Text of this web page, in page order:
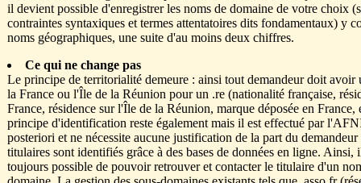
il devient possible d'enregistrer les noms de domaine de votre choix
contraintes syntaxiques et termes attentatoires dits fondamentaux) y
noms géographiques, une suite d'au moins deux chiffres.
Ce qui ne change pas
Le principe de territorialité demeure : ainsi tout demandeur doit avoir
la France ou l'Île de la Réunion pour un .re (nationalité française,
France, résidence sur l'Île de la Réunion, marque déposée en France,
principe d'identification reste également mais il est effectué par
posteriori et ne nécessite aucune justification de la part du demandeur
titulaires sont identifiés grâce à des bases de données en ligne. Ainsi,
toujours possible de pouvoir retrouver et contacter le titulaire d'un